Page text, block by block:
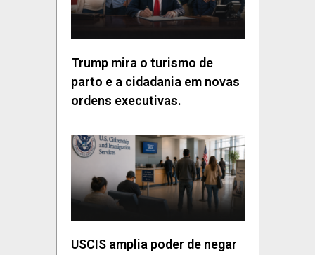
Trump mira o turismo de
parto e a cidadania em novas
ordens executivas.
USCIS amplia poder de negar